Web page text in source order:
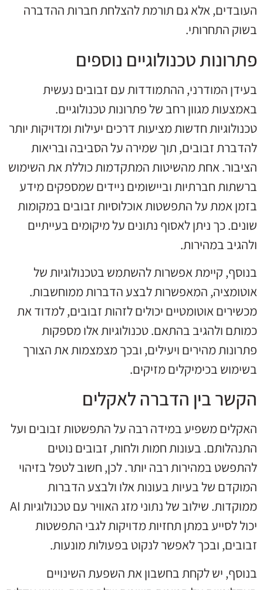
העובדים, אלא גם תורמת להצלחת חברות ההדברה
בשוק התחרותי.
פתרונות טכנולוגיים נוספים
בעידן המודרני, ההתמודדות עם זבובים נעשית
באמצעות מגוון רחב של פתרונות טכנולוגיים.
טכנולוגיות חדשות מציעות דרכים יעילות ומדויקות יותר
להדברת זבובים, תוך שמירה על הסביבה ובריאות
הציבור. אחת מהשיטות המתקדמות כוללת את השימוש
ברשתות חברתיות וביישומים ניידים שמספקים מידע
בזמן אמת על התפשטות אוכלוסיות זבובים במקומות
שונים. כך ניתן לאסוף נתונים על מיקומים בעייתיים
ולהגיב במהירות.
בנוסף, קיימת אפשרות להשתמש בטכנולוגיות של
אוטומציה, המאפשרות לבצע הדברות ממוחשבות.
מכשירים אוטומטיים יכולים לזהות זבובים, למדוד את
כמותם ולהגיב בהתאם. טכנולוגיות אלו מספקות
פתרונות מהירים ויעילים, ובכך מצמצמות את הצורך
בשימוש בכימיקלים מזיקים.
הקשר בין הדברה לאקלים
האקלים משפיע במידה רבה על התפשטות זבובים ועל
התנהלותם. בעונות חמות ולחות, זבובים נוטים
להתפשט במהירות רבה יותר. לכן, חשוב לטפל בזיהוי
המוקדם של בעיות בעונות אלו ולבצע הדברות
ממוקדות. שילוב של נתוני מזג האוויר עם טכנולוגיות AI
יכול לסייע במתן תחזיות מדויקות לגבי התפשטות
זבובים, ובכך לאפשר לנקוט בפעולות מונעות.
בנוסף, יש לקחת בחשבון את השפעת השינויים